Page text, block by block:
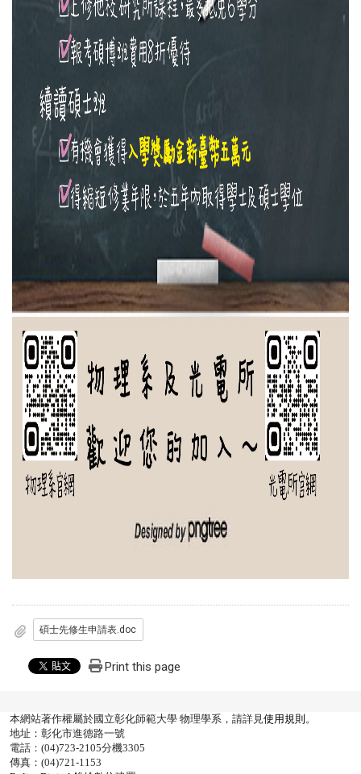
碩士先修生申請表.doc
Print this page
本網站著作權屬於國立彰化師範大學 物理學系，請詳見使用規則 。
地址：彰化市進德路一號
電話：(04)723-2105分機3305
傳真：(04)721-1153